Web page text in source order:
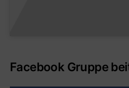
Facebook Gruppe